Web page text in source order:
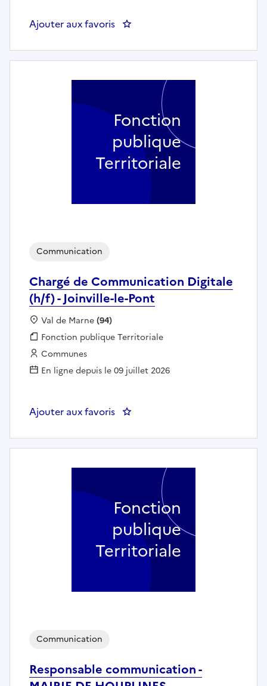
Ajouter aux favoris : Chargé(e) de communication -
Chargé de Communication Digitale
(h/f) - Joinville-le-Pont
Communication
Localisation :
Val de Marne(94)
Fonction publique :
Fonction publique Territoriale
Employeur :
Communes
En ligne depuis le 09 juillet 2026
Ajouter aux favoris : Chargé de Communication
Fonction
publique
Territoriale
Responsable communication -
Communication
Fonction
publique
Territoriale